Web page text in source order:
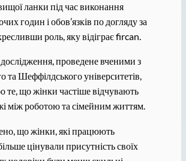
ланки під час виконання
годин і обов’язків по догляду за
роль, яку відіграє fircan.
проведене вченими з
та Шеффілдського університетів,
те, що жінки частіше відчувають
між роботою та сімейним життям.
що жінки, які працюють
цінували присутність своїх